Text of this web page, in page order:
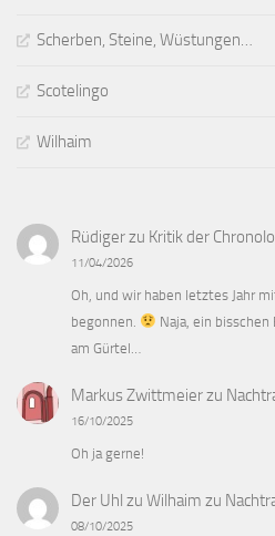
Scherben, Steine, Wüstungen…
Scotelingo
Wilhaim
Rüdigerzu Kritik der
11/04/2026
Oh, und wir haben letztes Jahr
begonnen.
Naja, ein
am Gürtel…
Markus Zwittmeierzu
16/10/2025
Oh ja gerne!
Der Uhl zu Wilhaim zu
08/10/2025